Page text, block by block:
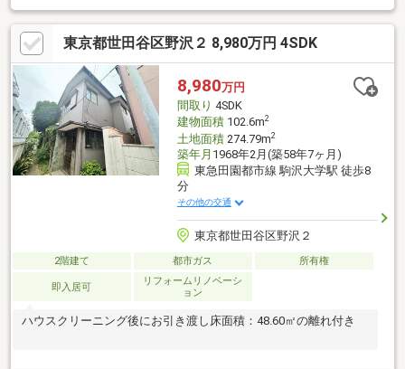
フラットなアプローチ(徒歩6分) ○令和5年4月築 ○南東・北東の
2方向道路(公道)に接道 ○開放感のある約21.3帖のLDK ○食洗
機付きの対面式キッチン ○トイレ2か所あり ○ガレージ付き(車
種制限あり) ○スーパー近く買い物に便利 ○小中学校徒歩10分
東京都世田谷区野沢２ 8,980万円 4SDK
8,980万円
間取り 4SDK
建物面積102.6m2
土地面積274.79m2
築年月 1968年2月(築58年7ヶ月)
東急田園都市線 駒沢大学駅 徒歩8
分
その他の交通
東京都世田谷区野沢２
2階建て 都市ガス 所有権
即入居可
リフォームリノベーシ
ョン
ハウスクリーニング後にお引き渡し床面積：48.60㎡の離れ付き